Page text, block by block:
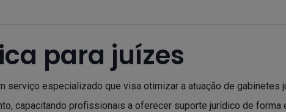
para juízes
serviço especializado que visa otimizar a atuação de
capacitando profissionais a oferecer suporte jurídico de